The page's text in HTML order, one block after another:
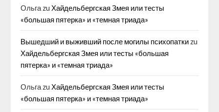
Ольга zuХайдельбергская Змея или тесты
«большая пятерка» и «темная триада»
Вышедший и выживший после могилы психопатки zu
Хайдельбергская Змея или тесты «большая
пятерка» и «темная триада»
Ольга zuХайдельбергская Змея или тесты
«большая пятерка» и «темная триада»